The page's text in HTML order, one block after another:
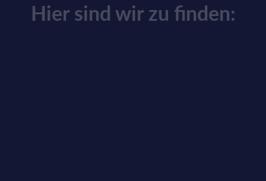
Hier sind wir zu finden: